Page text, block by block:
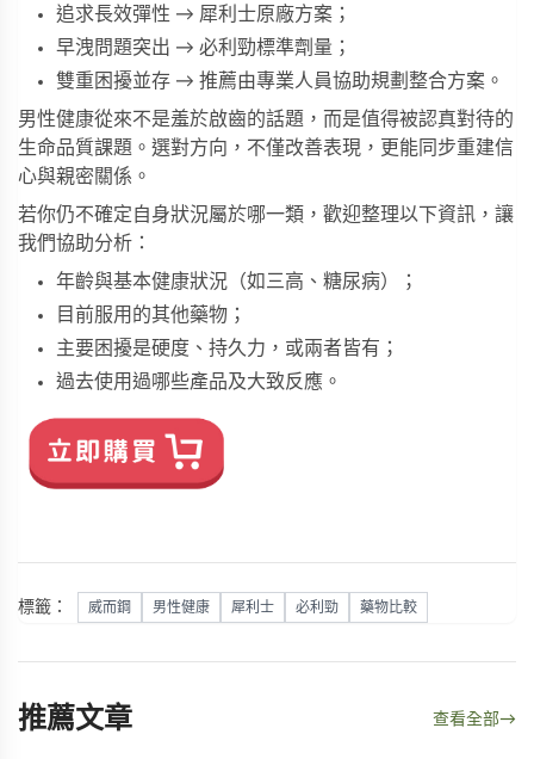
追求長效彈性 → 犀利士原廠方案 ；
早洩問題突出 → 必利勁標準劑量 ；
雙重困擾並存 → 推薦由專業人員協助規劃整合方案。
男性健康從來不是羞於啟齒的話題，而是值得被認真對待的
生命品質課題。選對方向，不僅改善表現，更能同步重建信
心與親密關係。
若你仍不確定自身狀況屬於哪一類，歡迎整理以下資訊，讓
我們協助分析：
年齡與基本健康狀況（如三高、糖尿病）；
目前服用的其他藥物；
主要困擾是硬度、持久力，或兩者皆有；
過去使用過哪些產品及大致反應。
標籤： 威而鋼 男性健康 犀利士 必利勁 藥物比較
推薦文章 查看全部→